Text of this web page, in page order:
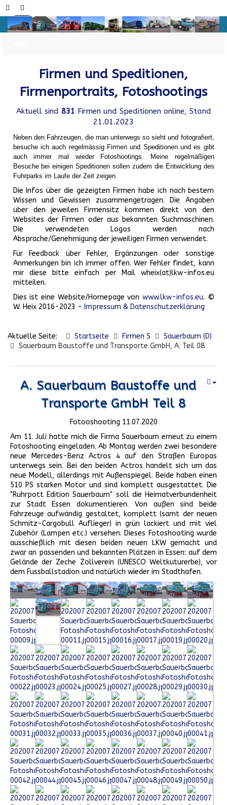
Firmen und Speditionen,
Firmenportraits, Fotoshootings
Aktuell sind 831 Firmen und Speditionen online, Stand
21.01.2023
Neben den Fahrzeugen, die man unterwegs so sieht und fotografiert,
besuche ich auch regelmässig Firmen und Speditionen und es gibt
auch immer mal wieder Fotoshootings.
Meine regelmäßigen
Besuche bei einigen Speditionen sollen zudem die Entwicklung des
Fuhrparks im Laufe der Zeit zeigen.
Die Infos über die gezeigten Firmen habe ich nach bestem
Wissen und Gewissen zusammengetragen. Die Angaben
über den jeweilen Firmensitz kommen direkt von den
Websites der Firmen oder aus bekannten Suchmaschinen.
Die verwendeten Logos werden nach
Absprache/Genehmigung der jeweiligen Firmen verwendet.
Für Feedback über Fehler, Ergänzungen oder sonstige
Anmerkungen bin ich immer offen. Wer Fehler findet, kann
mir diese bitte einfach per Mail wheix(at)lkw-infos.eu
mitteilen.
Dies ist eine Website/Homepage von www.lkw-infos.eu. ©
W. Heix 2016-2023 - Impressum & Datenschutzerklärung
Aktuelle Seite: Startseite Firmen S
Sauerbaum (D)
Sauerbaum Baustoffe und Transporte GmbH, A. Teil 08
A. Sauerbaum Baustoffe und
Transporte GmbH Teil 8
Fotooshooting 11.07.2020
Am 11. Juli hatte mich die Firma Sauerbaum erneut zu einem
Fotoshooting eingeladen. Ab Montag werden zwei besondere
neue Mercedes-Benz Actros 4 auf den Straßen Europas
unterwegs sein. Bei den beiden Actros handelt sich um das
neue Modell, allerdings mit Außenspiegel. Beide haben einen
510 PS starken Motor und sind komplett ausgestattet. Die
"Ruhrpott Edition Sauerbaum" soll die Heimatverbundenheit
zur Stadt Essen dokumentieren. Von außen sind beide
Fahrzeuge aufwändig gestaltet, komplett (samt der neuen
Schmitz-Cargobull Auflieger) in grün lackiert und mit viel
Zubehör (Lampen etc.) versehen. Dieses Fotoshooting wurde
ausschießlich mit diesen beiden neuen LKW gemacht und
zwar an passenden und bekannten Plätzen in Essen: auf dem
Gelände der Zeche Zollverein (UNESCO Weltkuturerbe), vor
dem Fussballstadion und natürlich wieder im Stadthafen.